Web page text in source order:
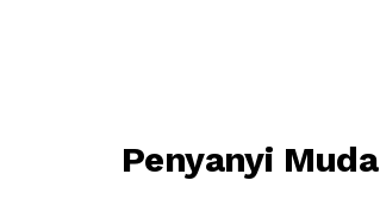
Penyanyi Muda